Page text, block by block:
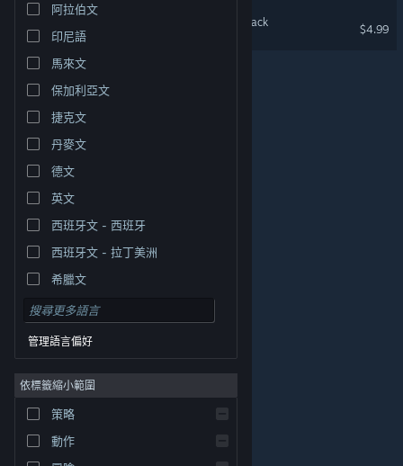
檢視電腦版網頁
權人在美國與其它國家（地區）之財產。
Cookie
阿拉伯文
印尼語
馬來文
保加利亞文
捷克文
丹麥文
德文
英文
西班牙文 - 西班牙
西班牙文 - 拉丁美洲
希臘文
管理語言偏好
依標籤縮小範圍
策略
動作
Seeds of Calamity Soundtrack
$4.99